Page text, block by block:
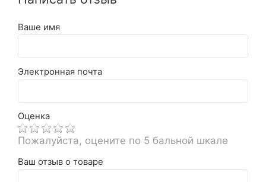
Ваше имя
Электронная почта
Оценка
Пожалуйста, оцените по 5 бальной шкале
Ваш отзыв о товаре